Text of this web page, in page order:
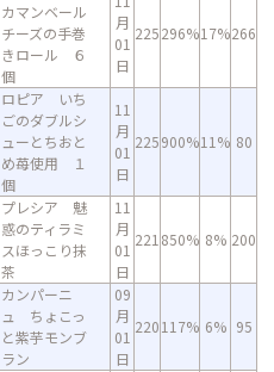
カマンベール
チーズの手巻
きロール ６
個
月
01
日
225296%17%266
ロピア いち
ごのダブルシ
ューとちおと
め苺使用 １
個
11
月
01
日
225900%11% 80
プレシア 魅
惑のティラミ
スほっこり抹
茶
11
月
01
日
221 850% 8% 200
カンパーニ
ュ ちょこっ
と紫芋モンブ
ラン
09
月
01
日
220117% 6% 95